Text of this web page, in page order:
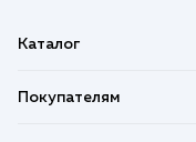
Каталог
Покупателям